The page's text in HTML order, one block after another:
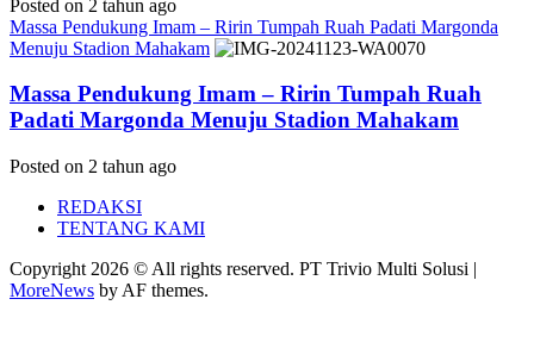
Posted on 2 tahun ago
Massa Pendukung Imam – Ririn Tumpah Ruah Padati Margonda
Menuju Stadion Mahakam
Massa Pendukung Imam – Ririn Tumpah Ruah
Padati Margonda Menuju Stadion Mahakam
Posted on 2 tahun ago
REDAKSI
TENTANG KAMI
Copyright 2026 © All rights reserved. PT Trivio Multi Solusi |
MoreNews by AF themes.